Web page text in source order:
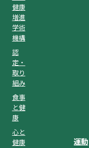
健康
増進
学術
機構
認
定・
取り
組み
食事
と健
康
心と
健康
運動